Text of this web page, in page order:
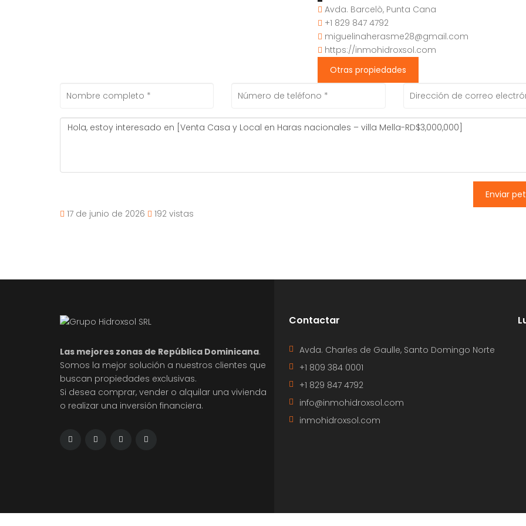
Avda. Barcelò, Punta Cana
+1 829 847 4792
miguelinaherasme28@gmail.com
https://inmohidroxsol.com
Otras propiedades
Enviar
17 de junio de 2026
192 vistas
Las mejores zonas de República Dominicana.
Somos la mejor solución a nuestros clientes que
buscan propiedades exclusivas.
Si desea comprar, vender o alquilar una vivienda
o realizar una inversión financiera.
Contactar
Avda. Charles de Gaulle, Santo Domingo Norte
+1 809 384 0001
+1 829 847 4792
info@inmohidroxsol.com
inmohidroxsol.com